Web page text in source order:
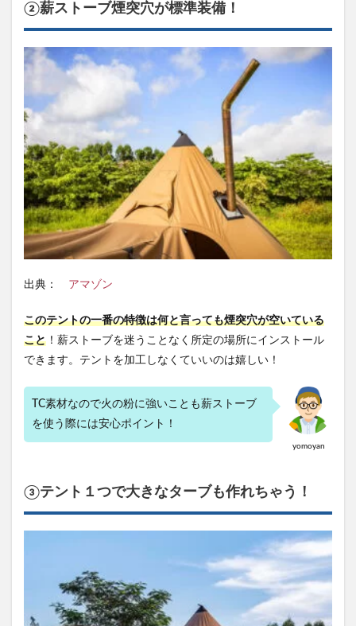
②薪ストーブ煙突穴が標準装備！
出典： アマゾン
このテントの一番の特徴は何と言っても煙突穴が空いている
こと ！薪ストーブを迷うことなく所定の場所にインストール
できます。テントを加工しなくていいのは嬉しい！
yomoyan
TC素材なので火の粉に強いことも薪ストーブ
を使う際には安心ポイント！
③テント１つで大きなターブも作れちゃう！